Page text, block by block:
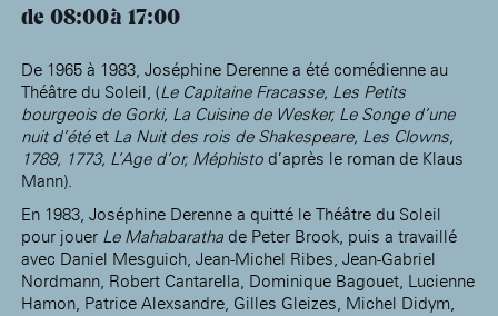
de 08:00
17:00
De 1965 à 1983, Joséphine Derenne a été comédienne au
Théâtre du Soleil, (Le Capitaine Fracasse, Les Petits
bourgeois de Gorki, La Cuisine de Wesker, Le Songe d’une
nuit d’été et La Nuit des rois de Shakespeare, Les Clowns,
1789, 1773, L’Age d’or, Méphisto d’après le roman de Klaus
Mann).
En 1983, Joséphine Derenne a quitté le Théâtre du Soleil
pour jouer Le Mahabaratha de Peter Brook, puis a travaillé
avec Daniel Mesguich, Jean-Michel Ribes, Jean-Gabriel
Nordmann, Robert Cantarella, Dominique Bagouet, Lucienne
Hamon, Patrice Alexsandre, Gilles Gleizes, Michel Didym,